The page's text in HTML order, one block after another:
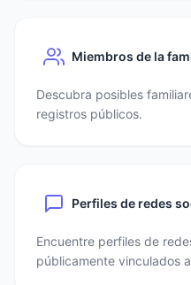
Miembros de la
Descubra posibles
registros públicos.
Perfiles de redes
Encuentre perfiles de
públicamente vinculados